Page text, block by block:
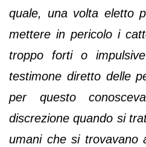
quale, una volta eletto
mettere in pericolo i
troppo forti o
testimone diretto delle
per questo
discrezione quando si
umani che si trovavano